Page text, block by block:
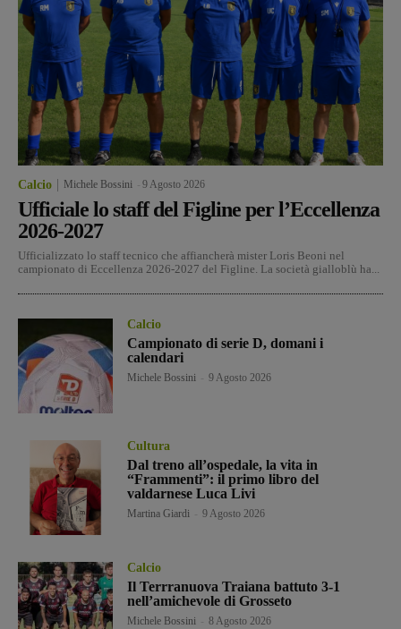
Calcio Michele Bossini 9 Agosto 2026
Ufficiale lo staff del Figline per l’Eccellenza
2026-2027
Ufficializzato lo staff tecnico che affiancherà mister Loris Beoni nel
campionato di Eccellenza 2026-2027 del Figline. La società gialloblù ha...
Calcio
Campionato di serie D, domani i
calendari
Michele Bossini 9 Agosto 2026
Cultura
Dal treno all’ospedale, la vita in
“Frammenti”: il primo libro del
valdarnese Luca Livi
Martina Giardi 9 Agosto 2026
Calcio
Il Terrranuova Traiana battuto 3-1
nell’amichevole di Grosseto
Michele Bossini 8 Agosto 2026